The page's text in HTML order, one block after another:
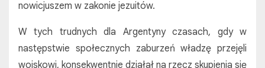
nowicjuszem w zakonie jezuitów.
W tych trudnych dla Argentyny czasach, gdy w
następstwie społecznych zaburzeń władzę przejęli
wojskowi, konsekwentnie działał na rzecz skupienia się